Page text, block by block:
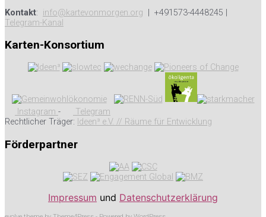
Kontakt: info@kartevonmorgen.org | +491573-4448245 |
Telegram-Kanal
Karten-Konsortium
Instagram -
Telegram
Rechtlicher Träger: Ideen³ e.V. // Räume für Entwicklung
Förderpartner
Impressum und Datenschutzerklärung